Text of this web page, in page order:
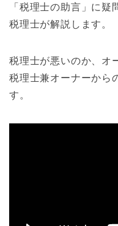
「税理士の助言」に疑
税理士が解説します。
税理士が悪いのか、オ
税理士兼オーナーから
す。